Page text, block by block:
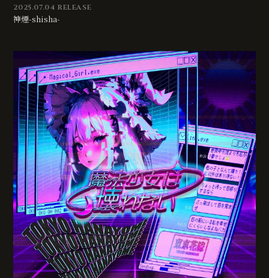
2025.07.04 RELEASE
神煙-shisha-